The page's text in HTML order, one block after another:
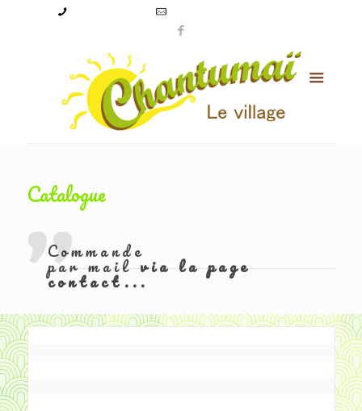
Catalogue
Commande
par mailvia la page
contact...